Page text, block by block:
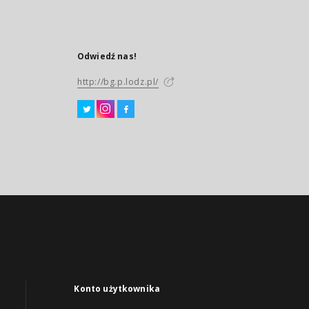
Odwiedź nas!
http://bg.p.lodz.pl/
Konto użytkownika